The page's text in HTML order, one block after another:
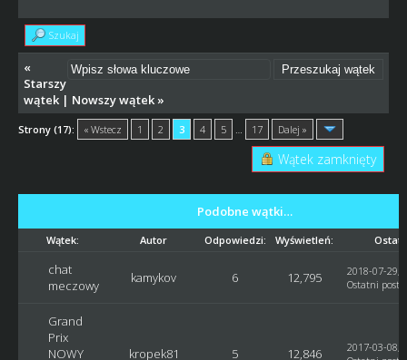
Szukaj
«
Starszy
wątek| Nowszy wątek»
Strony (17): « Wstecz 1 2 3 4 5 17 Dalej »
Wątek zamknięty
Podobne wątki…
Wątek: Autor Odpowiedzi: Wyświetleń:
chat
meczowy
kamykov 6 12,795
2018-07-29,
Ostatni post
Grand
Prix
NOWY
kropek81 5 12,846
2017-03-08,